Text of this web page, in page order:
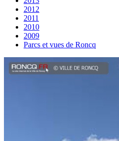
2012
2011
2010
2009
Parcs et vues de Roncq